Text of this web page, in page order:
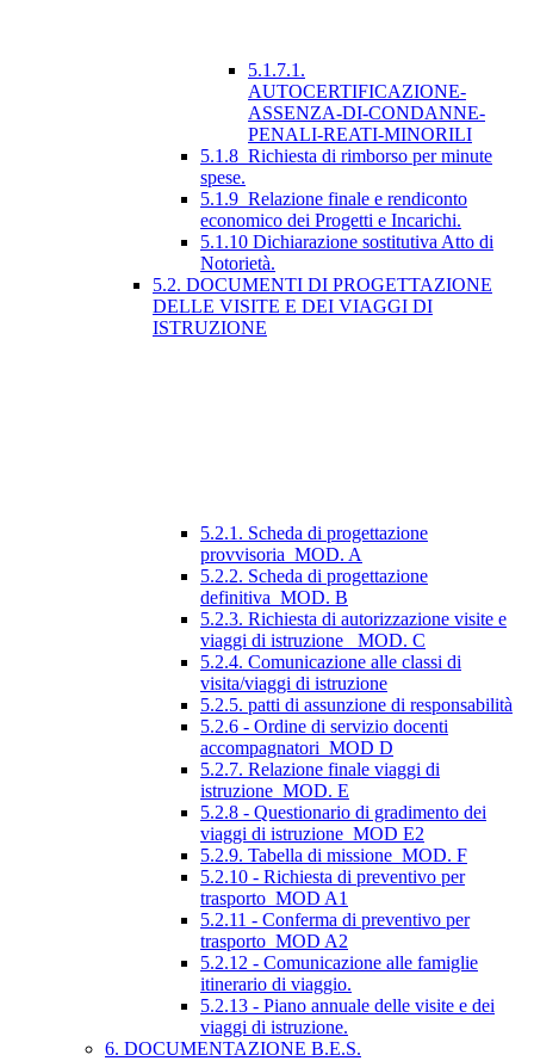
5.1.7.1.
AUTOCERTIFICAZIONE-
ASSENZA-DI-CONDANNE-
PENALI-REATI-MINORILI
5.1.8_Richiesta di rimborso per minute
spese.
5.1.9_Relazione finale e rendiconto
economico dei Progetti e Incarichi.
5.1.10 Dichiarazione sostitutiva Atto di
Notorietà.
5.2. DOCUMENTI DI PROGETTAZIONE
DELLE VISITE E DEI VIAGGI DI
ISTRUZIONE
5.2.1. Scheda di progettazione
provvisoria_MOD. A
5.2.2. Scheda di progettazione
definitiva_MOD. B
5.2.3. Richiesta di autorizzazione visite e
viaggi di istruzione_ MOD. C
5.2.4. Comunicazione alle classi di
visita/viaggi di istruzione
5.2.5. patti di assunzione di responsabilità
5.2.6 - Ordine di servizio docenti
accompagnatori_MOD D
5.2.7. Relazione finale viaggi di
istruzione_MOD. E
5.2.8 - Questionario di gradimento dei
viaggi di istruzione_MOD E2
5.2.9. Tabella di missione_MOD. F
5.2.10 - Richiesta di preventivo per
trasporto_MOD A1
5.2.11 - Conferma di preventivo per
trasporto_MOD A2
5.2.12 - Comunicazione alle famiglie
itinerario di viaggio.
5.2.13 - Piano annuale delle visite e dei
viaggi di istruzione.
6. DOCUMENTAZIONE B.E.S.